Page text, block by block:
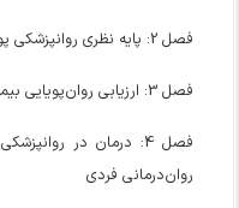
فصل 2: پایه نظری روانپزشکی پویا
فصل 3: ارزیابی روان‌پویایی بیمار
روان‌درمانی فردی